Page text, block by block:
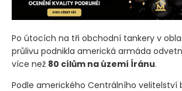
Po útocích na tři obchodní tankery v
průlivu podnikla americká armáda
více než 80 cílům na území Íránu.
Podle amerického Centrálního velitelství